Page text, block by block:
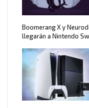
Boomerang X y
llegarán a Nintendo